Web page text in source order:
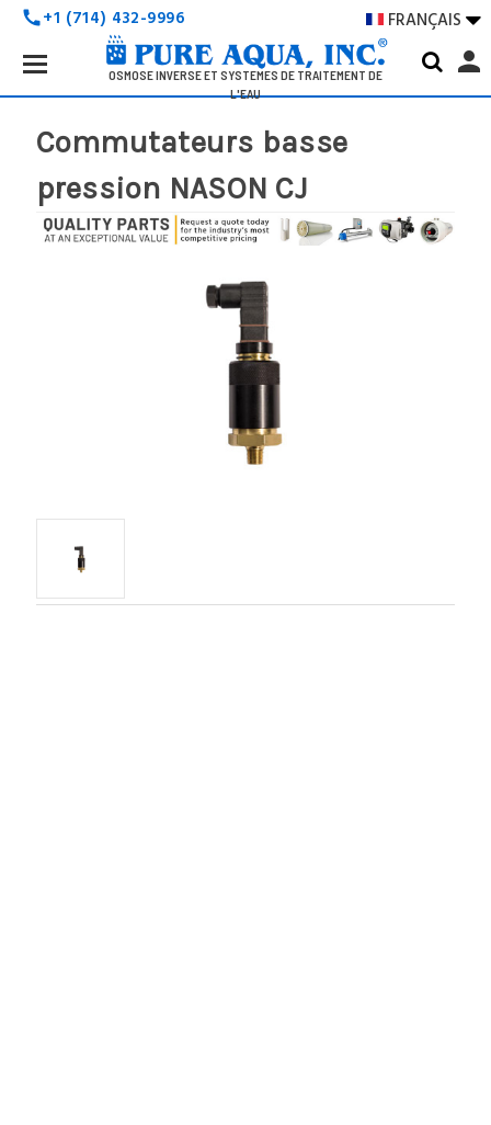
call+1 (714) 432-9996 FRANÇAIS 
OSMOSE INVERSE ET SYSTÈMES DE TRAITEMENT DE
L'EAU
Search
Keyword:
person
Commutateurs basse
pression NASON CJ